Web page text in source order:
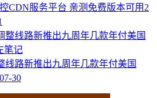
CDN服务平台 亲测免费版本可用2
线路新推出九周年几款年付美国
30